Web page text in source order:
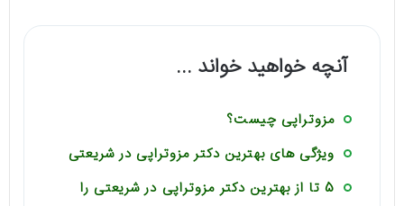
آنچه خواهید خواند ...
مزوتراپی چیست؟
ویژگی های بهترین دکتر مزوتراپی در شریعتی
5 تا از بهترین دکتر مزوتراپی در شریعتی را